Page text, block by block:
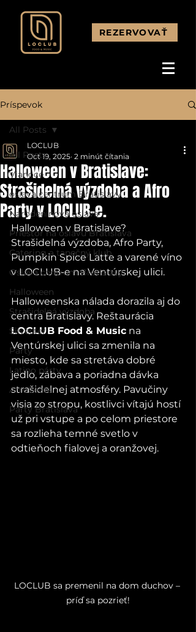
REZERVOVAŤ
Príspevok
All Posts
Vianoce
oslava centrum Bratislavy
Narodeninová oslava
Priestor na oslavu Bratislava
Catering a tanečný klub
Oslava centrum Bratislavy
Halloween
Strašidelná výzdoba
Silvester
Party
Latino párty
Afrobeats
Party Bratislava
All Posts
Halloween v Bratislave:
Strašidelná výzdoba a Afro
Party v LOCLUB-e.
LOCLUB
Oct 19, 2025 2 minút čítania
Halloween v Bratislave?
Strašidelná výzdoba, Afro Party,
Pumpkin Spice Latte a varené víno
v LOCLUB-e na Ventúrskej ulici.
Halloweenska nálada dorazila aj do
centra Bratislavy. Reštaurácia
LOCLUB Food & Music na
Ventúrskej ulici sa zmenila na
miesto, kde sa stretáva dobré
jedlo, zábava a poriadna dávka
strašidelnej atmosféry. Pavučiny
visia zo stropu, kostlivci vítajú hostí
už pri vstupe a po celom priestore
sa rozlieha temné svetlo v
odtieňoch fialovej a oranžovej.
LOCLUB sa premenil na dom duchov –
príď sa pozrieť!